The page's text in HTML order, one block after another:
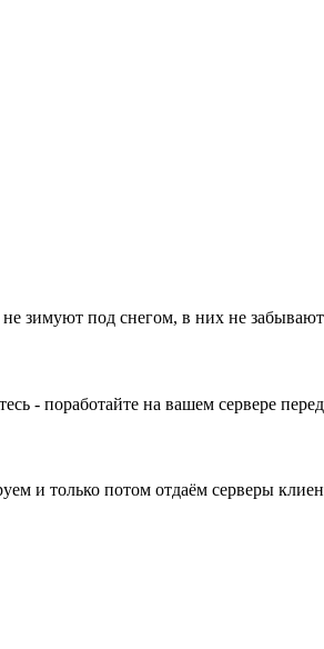
зимуют под снегом, в них не
- поработайте на вашем сервере
и только потом отдаём серверы